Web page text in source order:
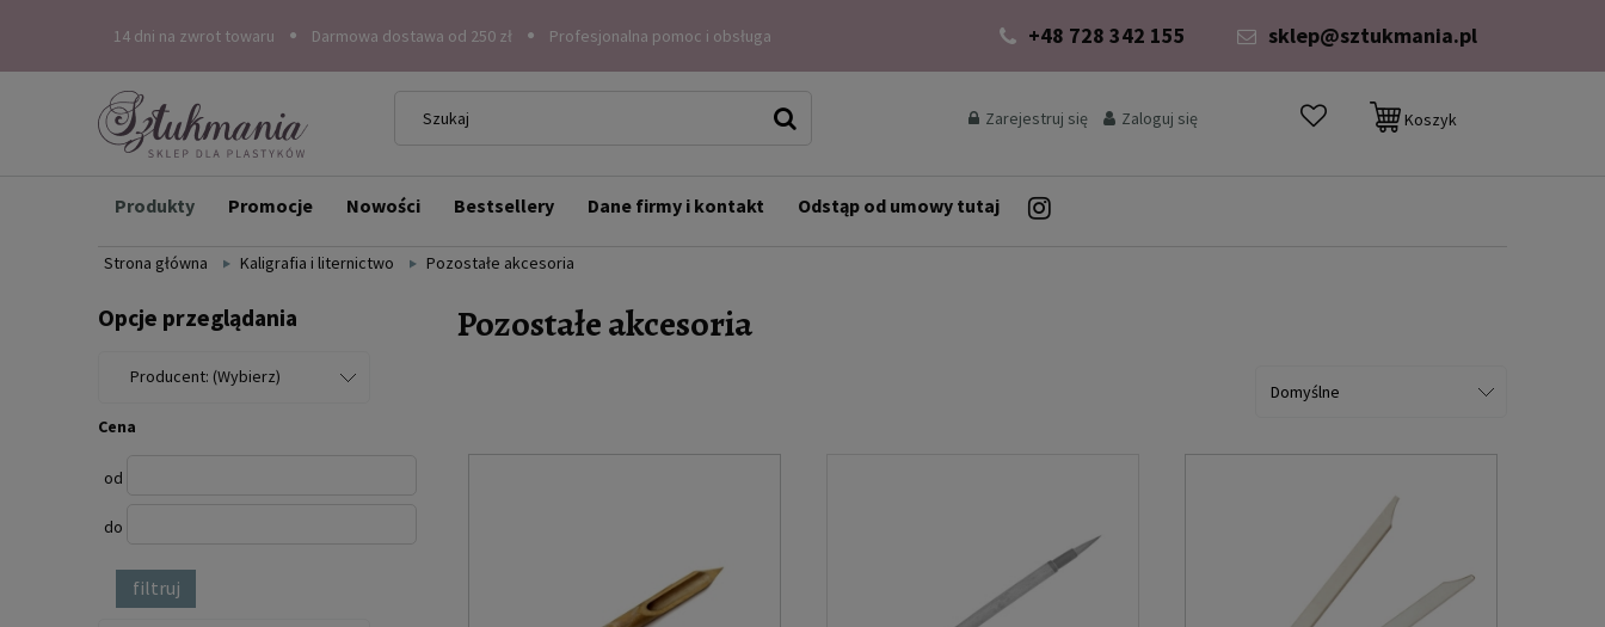
14 dni na zwrot towaru Darmowa dostawa od 250 zł Profesjonalna pomoc i obsługa +48 728 342 155 sklep@sztukmania.pl
Zarejestruj się Zaloguj się Koszyk
Produkty Promocje Nowości Bestsellery Dane firmy i kontakt Odstąp od umowy tutaj
Strona główna Kaligrafia i liternictwo Pozostałe akcesoria
Opcje przeglądania
Producent: (Wybierz)
Cena
od
do
filtruj
Pozostałe akcesoria